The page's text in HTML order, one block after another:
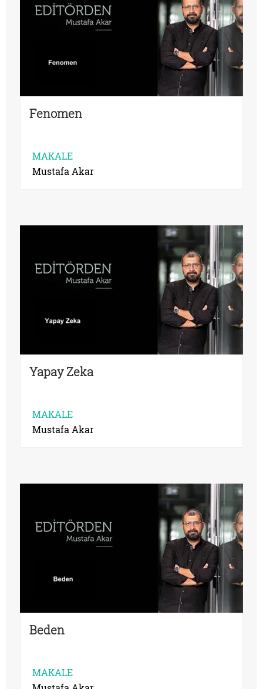
Fenomen
MAKALE
Mustafa Akar
Yapay Zeka
MAKALE
Mustafa Akar
Beden
MAKALE